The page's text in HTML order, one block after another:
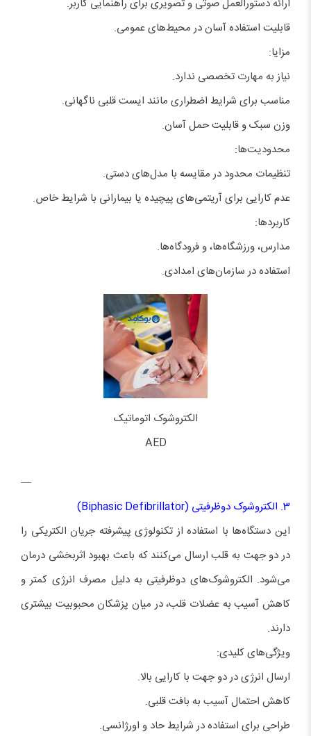
ارائه دستورالعمل صوتی و تصویری برای راهنمایی کاربر.
قابلیت استفاده آسان در محیط‌های عمومی.
مزایا:
نیاز به مهارت تخصصی ندارد.
مناسب برای شرایط اضطراری مانند ایست قلبی ناگهانی.
وزن سبک و قابلیت حمل آسان.
محدودیت‌ها:
تنظیمات محدود در مقایسه با مدل‌های دستی.
عدم کارایی برای آریتمی‌های پیچیده یا بیمارانی با شرایط خاص.
کاربردها:
مدارس، ورزشگاه‌ها، و فرودگاه‌ها.
استفاده در سازمان‌های امدادی.
الکتروشوک اتوماتیک
AED
—
3. الکتروشوک دوظرفیتی (Biphasic Defibrillator)
این دستگاه‌ها با استفاده از تکنولوژی پیشرفته جریان الکتریکی را
در دو جهت به قلب ارسال می‌کنند که باعث بهبود اثربخشی درمان
می‌شود. الکتروشوک‌های دوظرفیتی به دلیل مصرف انرژی کمتر و
کاهش آسیب به عضلات قلب، در میان پزشکان محبوبیت بیشتری
دارند.
ویژگی‌های کلیدی:
ارسال انرژی در دو جهت با کارایی بالا.
کاهش احتمال آسیب به بافت قلبی.
طراحی برای استفاده در شرایط حاد و اورژانسی.